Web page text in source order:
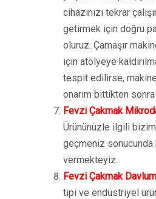
cihazınızı tekrar
getirmek için doğru
oluruz. Çamaşır
için atölyeye
tespit edilirse,
onarım bittikten
Fevzi Çakmak
Ürününüzle ilgili
geçmeniz
vermekteyiz.
Fevzi Çakmak
tipi ve endüstriyel